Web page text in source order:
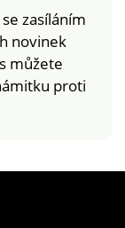
zasíláním
novinek
můžete
proti